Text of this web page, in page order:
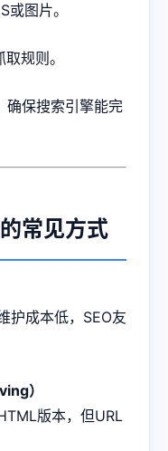
图片。
规则。
确保搜索引擎能完
常见方式
护成本低，SEO友
）
版本，但URL